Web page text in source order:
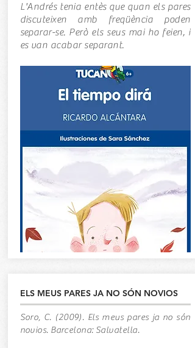
L'Andrés tenia entès que quan els pares
discuteixen amb freqüència poden
separar-se. Però els seus mai ho feien, i
es van acabar separant.
ELS MEUS PARES JA NO SÓN NOVIOS
Soro, C. (2009). Els meus pares ja no són
novios. Barcelona: Salvatella.